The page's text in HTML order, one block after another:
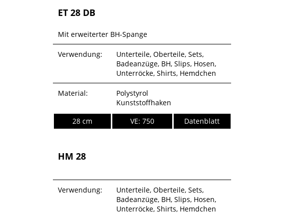
ET 28 DB
Mit erweiterter BH-Spange
Verwendung:
Unterteile, Oberteile, Sets,
Badeanzüge, BH, Slips, Hosen,
Unterröcke, Shirts, Hemdchen
Material:
Polystyrol
Kunststoffhaken
28 cm
VE: 750 Datenblatt
HM 28
Verwendung:
Unterteile, Oberteile, Sets,
Badeanzüge, BH, Slips, Hosen,
Unterröcke, Shirts, Hemdchen